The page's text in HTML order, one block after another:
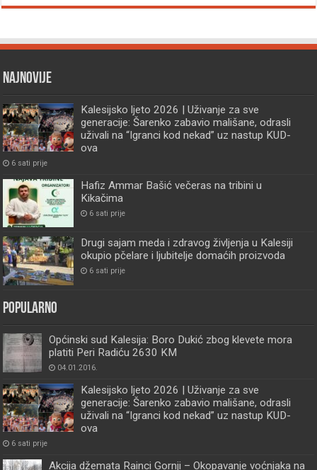
Najnovije
Kalesijsko ljeto 2026 | Uživanje za sve
generacije: Šarenko zabavio mališane, odrasli
uživali na “Igranci kod nekad” uz nastup KUD-
ova
6 sati prije
Hafiz Ammar Bašić večeras na tribini u
Kikačima
6 sati prije
Drugi sajam meda i zdravog življenja u Kalesiji
okupio pčelare i ljubitelje domaćih proizvoda
6 sati prije
Popularno
Općinski sud Kalesija: Boro Dukić zbog klevete mora
platiti Peri Radiću 2630 KM
04.01.2016.
Kalesijsko ljeto 2026 | Uživanje za sve
generacije: Šarenko zabavio mališane, odrasli
uživali na “Igranci kod nekad” uz nastup KUD-
ova
6 sati prije
Akcija džemata Rainci Gornji – Okopavanje voćnjaka na